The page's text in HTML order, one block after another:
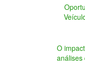
O
análises